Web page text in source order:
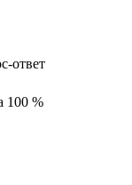
ответ
100 %